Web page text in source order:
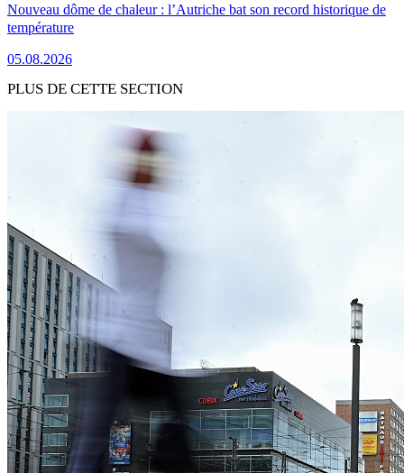
Nouveau dôme de chaleur : l’Autriche bat son record historique de
température
05.08.2026
PLUS DE CETTE SECTION